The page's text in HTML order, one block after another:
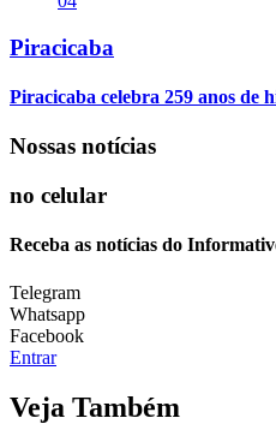
Piracicaba
Piracicaba celebra 259 anos de
Nossas notícias
no celular
Receba as notícias do
Telegram
Whatsapp
Facebook
Entrar
Veja Também